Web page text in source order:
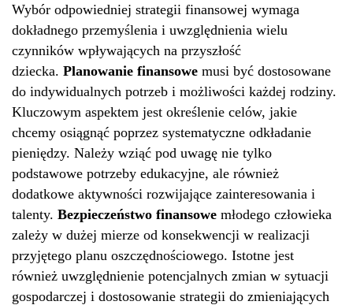
Wybór odpowiedniej strategii finansowej wymaga
dokładnego przemyślenia i uwzględnienia wielu
czynników wpływających na przyszłość
dziecka. Planowanie finansowe musi być dostosowane
do indywidualnych potrzeb i możliwości każdej rodziny.
Kluczowym aspektem jest określenie celów, jakie
chcemy osiągnąć poprzez systematyczne odkładanie
pieniędzy. Należy wziąć pod uwagę nie tylko
podstawowe potrzeby edukacyjne, ale również
dodatkowe aktywności rozwijające zainteresowania i
talenty. Bezpieczeństwo finansowe młodego człowieka
zależy w dużej mierze od konsekwencji w realizacji
przyjętego planu oszczędnościowego. Istotne jest
również uwzględnienie potencjalnych zmian w sytuacji
gospodarczej i dostosowanie strategii do zmieniających